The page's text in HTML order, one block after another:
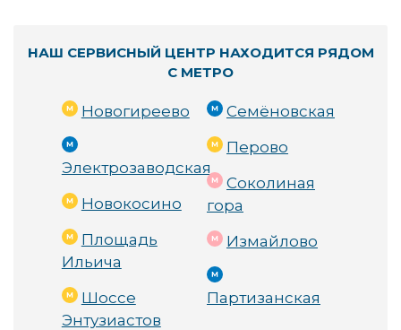
НАШ СЕРВИСНЫЙ ЦЕНТР НАХОДИТСЯ РЯДОМ
С МЕТРО
Новогиреево
Электрозаводская
Новокосино
Площадь
Ильича
Шоссе
Энтузиастов
Семёновская
Перово
Соколиная
гора
Измайлово
Партизанская